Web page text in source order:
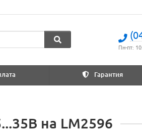
Пн-пт:
Гарантия
на LM2596